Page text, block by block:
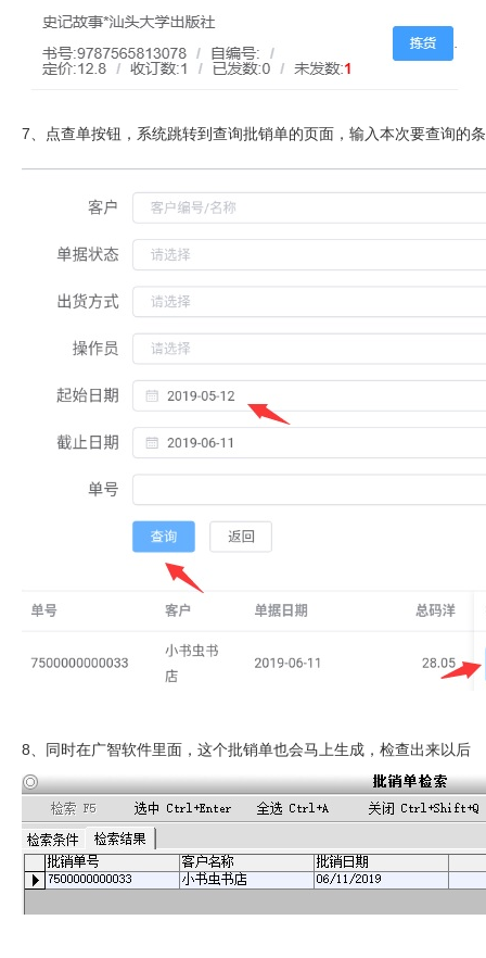
7、点查单按钮，系统跳转到查询批销单的页面，输入本次要查询的
8、同时在广智软件里面，这个批销单也会马上生成，检查出来以后